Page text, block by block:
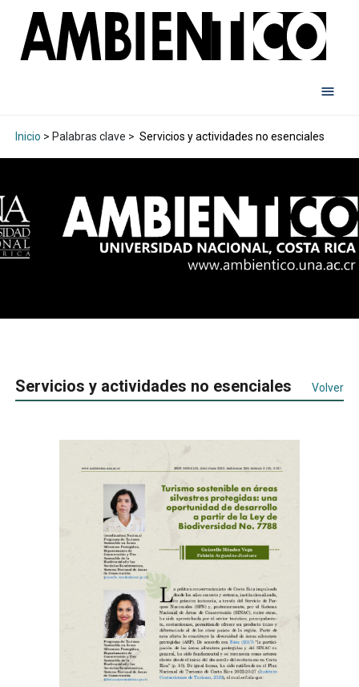
Inicio > Palabras clave > Servicios y actividades no esenciales
Servicios y actividades no esenciales Volver